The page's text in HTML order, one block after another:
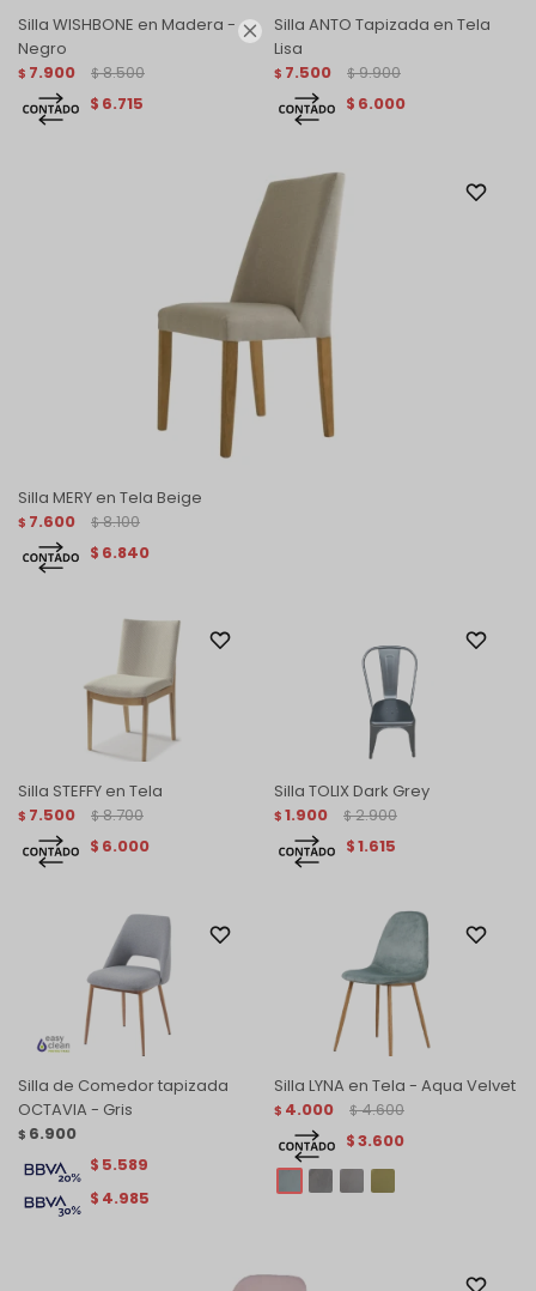

Silla WISHBONE en Madera -
Negro
$ 7.900 $ 8.500
$ 6.715
Silla ANTO Tapizada en Tela
Lisa
$ 7.500 $ 9.900
$ 6.000
Silla MERY en Tela Beige
$ 7.600 $ 8.100
$ 6.840
Silla STEFFY en Tela
$ 7.500 $ 8.700
$ 6.000
Silla TOLIX Dark Grey
$ 1.900 $ 2.900
$1.615
Silla de Comedor tapizada
OCTAVIA - Gris
$ 6.900
$ 4.985
$ 5.589
Silla LYNA en Tela - Aqua Velvet
$ 4.000 $ 4.600
$3.600